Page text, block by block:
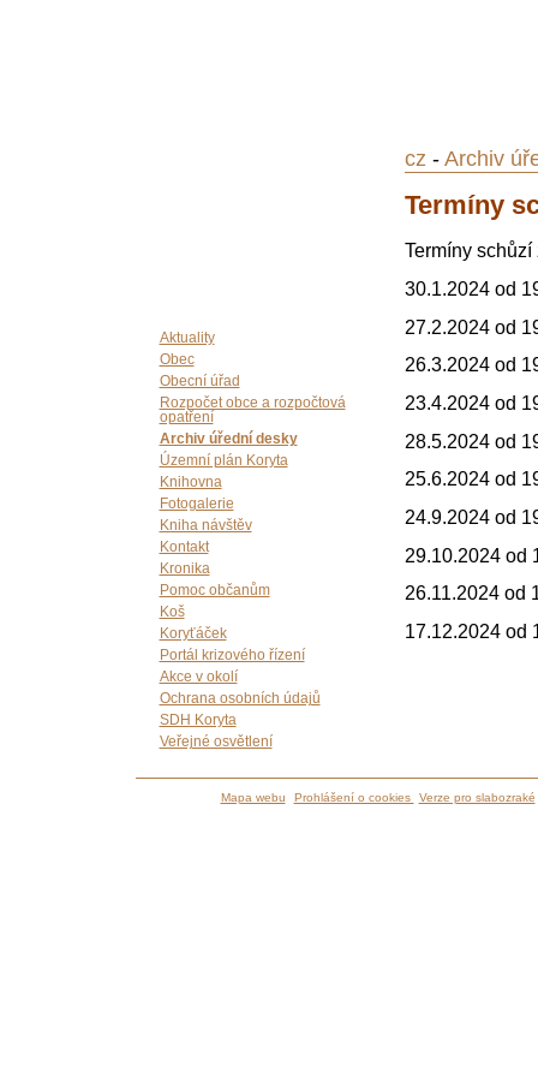
Aktuality
Obec
Obecní úřad
Rozpočet obce a rozpočtová
opatření
Archiv úřední desky
Územní plán Koryta
Knihovna
Fotogalerie
Kniha návštěv
Kontakt
Kronika
Pomoc občanům
Koš
Koryťáček
Portál krizového řízení
Akce v okolí
Ochrana osobních údajů
SDH Koryta
Veřejné osvětlení
cz - Archiv
Termíny
Termíny
30.1.2024 od
27.2.2024 od
26.3.2024 od
23.4.2024 od
28.5.2024 od
25.6.2024 od
24.9.2024 od
29.10.2024 od
26.11.2024 od
17.12.2024 od
Mapa webu Prohlášení o cookies Verze pro slabozraké